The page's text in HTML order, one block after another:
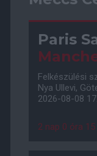
Paris
Felkészülési
Nya Ullevi,
2026-08-08
2 nap 0 óra